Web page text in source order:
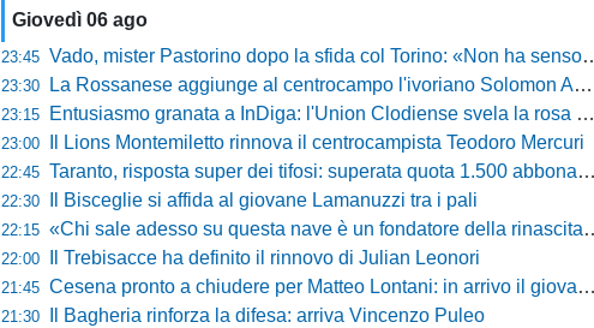
Giovedì 06 ago
23:45 Vado, mister Pastorino dopo la sfida col Torino: «Non ha senso chiudersi e fare le barricate»
23:30 La Rossanese aggiunge al centrocampo l'ivoriano Solomon Andrews Manu
23:15 Entusiasmo granata a InDiga: l'Union Clodiense svela la rosa per la nuova annata
23:00 Il Lions Montemiletto rinnova il centrocampista Teodoro Mercuri
22:45 Taranto, risposta super dei tifosi: superata quota 1.500 abbonamenti
22:30 Il Bisceglie si affida al giovane Lamanuzzi tra i pali
22:15 «Chi sale adesso su questa nave è un fondatore della rinascita»: Davis carica l'ambiente Messina
22:00 Il Trebisacce ha definito il rinnovo di Julian Leonori
21:45 Cesena pronto a chiudere per Matteo Lontani: in arrivo il giovane talento dello Spezia
21:30 Il Bagheria rinforza la difesa: arriva Vincenzo Puleo